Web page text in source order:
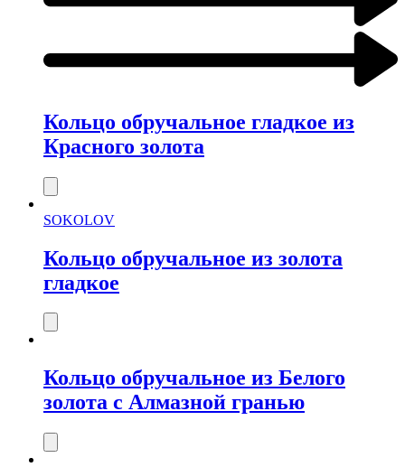
Кольцо обручальное гладкое из
Красного золота
SOKOLOV
Кольцо обручальное из золота
гладкое
Кольцо обручальное из Белого
золота с Алмазной гранью